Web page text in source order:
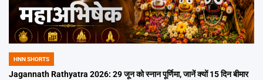
POSTED
IN
HNN SHORTS
Jagannath Rathyatra 2026: 29 जून को स्नान पूर्णिमा, जानें क्यों 15 दिन बीमार